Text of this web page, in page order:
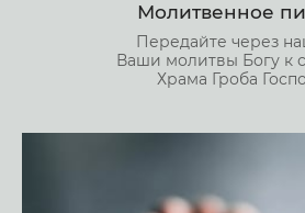
Молитвенное
Передайте через
Ваши молитвы Богу к
Храма Гроба